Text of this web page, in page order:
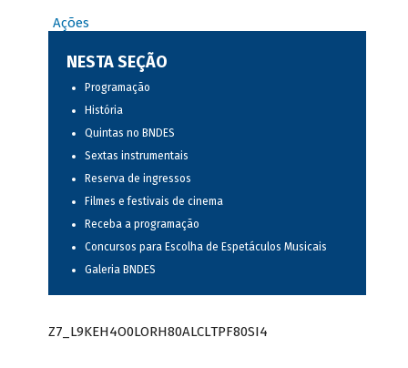
Ações
NESTA SEÇÃO
Programação
História
Quintas no BNDES
Sextas instrumentais
Reserva de ingressos
Filmes e festivais de cinema
Receba a programação
Concursos para Escolha de Espetáculos Musicais
Galeria BNDES
Z7_L9KEH4O0LORH80ALCLTPF80SI4